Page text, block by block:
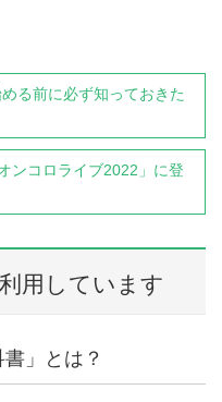
る前に必ず知っておきた
ンコロライブ2022」に登
用しています
」とは？